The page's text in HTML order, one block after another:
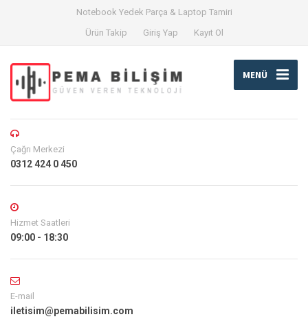
Notebook Yedek Parça & Laptop Tamiri
Ürün Takip
Giriş Yap Kayıt Ol
MENÜ
Çağrı Merkezi
0312 424 0 450
Hizmet Saatleri
09:00 - 18:30
E-mail
iletisim@pemabilisim.com